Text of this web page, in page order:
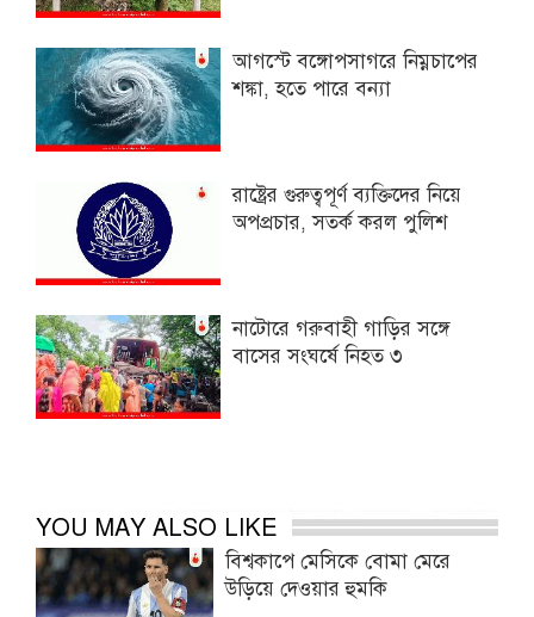
আগস্টে বঙ্গোপসাগরে নিম্নচাপের
শঙ্কা, হতে পারে বন্যা
রাষ্ট্রের গুরুত্বপূর্ণ ব্যক্তিদের নিয়ে
অপপ্রচার, সতর্ক করল পুলিশ
নাটোরে গরুবাহী গাড়ির সঙ্গে
বাসের সংঘর্ষে নিহত ৩
YOU MAY ALSO LIKE
বিশ্বকাপে মেসিকে বোমা মেরে
উড়িয়ে দেওয়ার হুমকি